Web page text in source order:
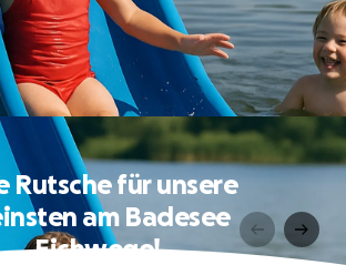
Rutsche für unsere
am Badesee
Eichwege!